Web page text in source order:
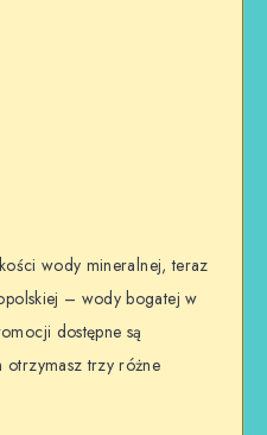
wody mineralnej, teraz
– wody bogatej w
dostępne są
otrzymasz trzy różne